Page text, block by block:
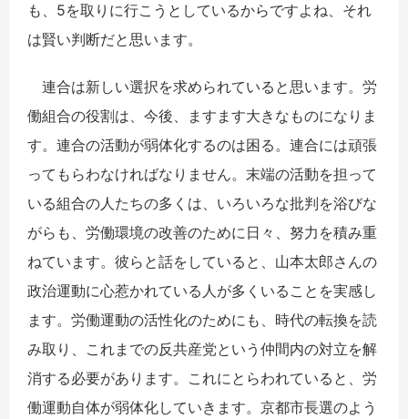
も、5を取りに行こうとしているからですよね、それ
は賢い判断だと思います。
連合は新しい選択を求められていると思います。労
働組合の役割は、今後、ますます大きなものになりま
す。連合の活動が弱体化するのは困る。連合には頑張
ってもらわなければなりません。末端の活動を担って
いる組合の人たちの多くは、いろいろな批判を浴びな
がらも、労働環境の改善のために日々、努力を積み重
ねています。彼らと話をしていると、山本太郎さんの
政治運動に心惹かれている人が多くいることを実感し
ます。労働運動の活性化のためにも、時代の転換を読
み取り、これまでの反共産党という仲間内の対立を解
消する必要があります。これにとらわれていると、労
働運動自体が弱体化していきます。京都市長選のよう